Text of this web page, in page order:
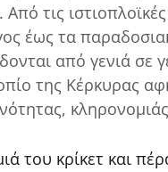
τις
έως τα
από γενιά σε
της Κέρκυρας
του κρίκετ και